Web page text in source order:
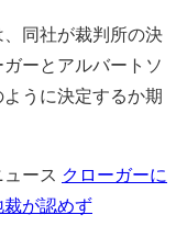
同社が裁判所の決
ーとアルバートソ
うに決定するか期
ース クローガーに
が認めず